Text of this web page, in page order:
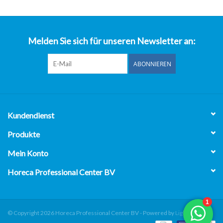
Melden Sie sich für unseren Newsletter an:
ABONNIEREN
Kundendienst
Produkte
Mein Konto
Horeca Professional Center BV
© Copyright 2026 Horeca Professional Center BV - Powered by Lightspeed